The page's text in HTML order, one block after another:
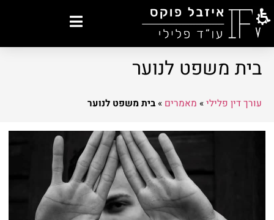
בית משפט לנוער
עורך דין פלילי» מאמרים »בית משפט לנוער